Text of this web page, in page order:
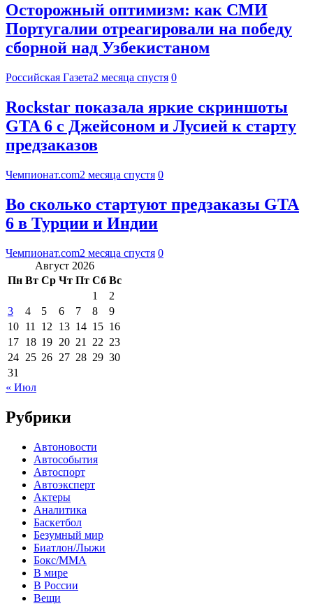
Осторожный оптимизм: как СМИ
Португалии отреагировали на победу
сборной над Узбекистаном
Российская Газета2 месяца спустя 0
Rockstar показала яркие скриншоты
GTA 6 с Джейсоном и Лусией к старту
предзаказов
Чемпионат.com2 месяца спустя 0
Во сколько стартуют предзаказы GTA
6 в Турции и Индии
Чемпионат.com2 месяца спустя 0
Август 2026
Пн Вт Ср Чт Пт Сб Вс
1
2
3
4 5 6 7 8
9
10 11 12 13 14 15 16
17 18 19 20 21 22 23
24 25 26 27 28 29 30
31
« Июл
Рубрики
Автоновости
Автособытия
Автоспорт
Автоэксперт
Актеры
Аналитика
Баскетбол
Безумный мир
Биатлон/Лыжи
Бокс/MMA
В мире
В России
Вещи